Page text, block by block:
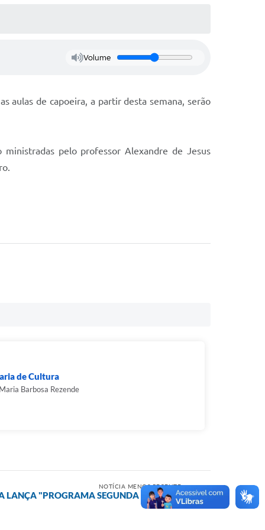
Volume
aulas de capoeira, a partir desta semana, serão
pelo professor Alexandre de Jesus
de Cultura
Barbosa Rezende
NOTÍCIA MENOS RECENTE
LANÇA "PROGRAMA SEGUNDA CHANCE"